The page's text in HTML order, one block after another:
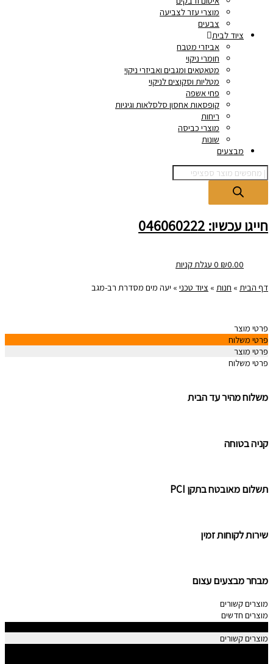
מוצרי עזר לצביעה
צבעים
ציוד לבית
אביזרי מטבח
חומרי ניקוי
מטאטאים ומגבים ואביזרי ניקוי
מטליות וסקוצים לניקוי
פחי אשפה
קופסאות אחסון סלסלאות וגיגיות
ריחות
מוצרי כביסה
שונות
מבצעים
חייגו עכשיו: 046060222
₪0.00
0 עגלת קניות
דף הבית » חנות » ציוד טכני » יעה מים מסדרת רב-מגב
פרטי מוצר
פרטי משלוח
פרטי מוצר
פרטי משלוח
משלוח מהיר עד הבית
קניה בטוחה
תשלום מאובטח בתקן PCI
שירות לקוחות זמין
מבחר מבצעים עצום
מוצרים קשורים
מוצרים חדשים
מוצרים קשורים